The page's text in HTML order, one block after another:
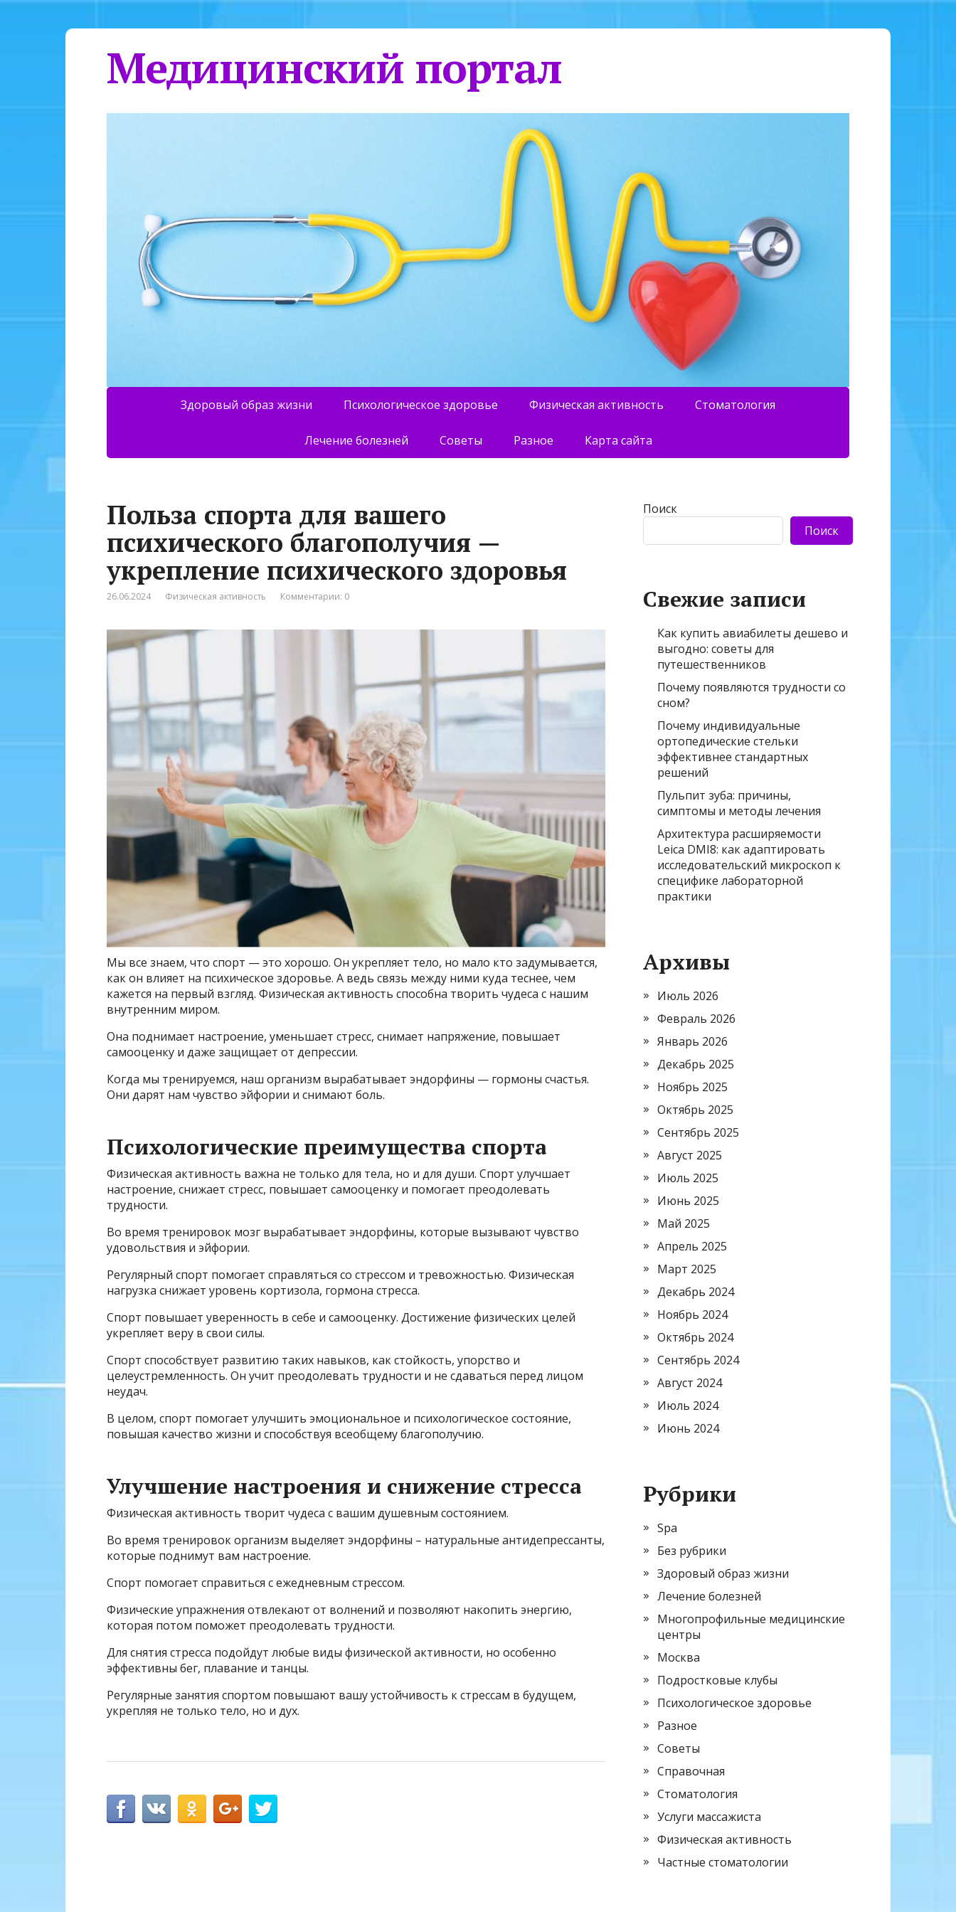
Медицинский портал
Здоровый образ жизни Психологическое здоровье Физическая активность Стоматология
Лечение болезней Советы Разное Карта сайта
Польза спорта для вашего
психического благополучия —
укрепление психического здоровья
26.06.2024 Физическая активность Комментарии: 0
Мы все знаем, что спорт — это хорошо. Он укрепляет тело, но мало кто задумывается,
как он влияет на психическое здоровье. А ведь связь между ними куда теснее, чем
кажется на первый взгляд. Физическая активность способна творить чудеса с нашим
внутренним миром.
Она поднимает настроение, уменьшает стресс, снимает напряжение, повышает
самооценку и даже защищает от депрессии.
Когда мы тренируемся, наш организм вырабатывает эндорфины — гормоны счастья.
Они дарят нам чувство эйфории и снимают боль.
Психологические преимущества спорта
Физическая активность важна не только для тела, но и для души. Спорт улучшает
настроение, снижает стресс, повышает самооценку и помогает преодолевать
трудности.
Во время тренировок мозг вырабатывает эндорфины, которые вызывают чувство
удовольствия и эйфории.
Регулярный спорт помогает справляться со стрессом и тревожностью. Физическая
нагрузка снижает уровень кортизола, гормона стресса.
Спорт повышает уверенность в себе и самооценку. Достижение физических целей
укрепляет веру в свои силы.
Спорт способствует развитию таких навыков, как стойкость, упорство и
целеустремленность. Он учит преодолевать трудности и не сдаваться перед лицом
неудач.
В целом, спорт помогает улучшить эмоциональное и психологическое состояние,
повышая качество жизни и способствуя всеобщему благополучию.
Улучшение настроения и снижение стресса
Физическая активность творит чудеса с вашим душевным состоянием.
Во время тренировок организм выделяет эндорфины – натуральные антидепрессанты,
которые поднимут вам настроение.
Спорт помогает справиться с ежедневным стрессом.
Физические упражнения отвлекают от волнений и позволяют накопить энергию,
которая потом поможет преодолевать трудности.
Для снятия стресса подойдут любые виды физической активности, но особенно
эффективны бег, плавание и танцы.
Регулярные занятия спортом повышают вашу устойчивость к стрессам в будущем,
укрепляя не только тело, но и дух.
Поиск
Поиск
Свежие записи
Как купить авиабилеты дешево и
выгодно: советы для
путешественников
Почему появляются трудности со
сном?
Почему индивидуальные
ортопедические стельки
эффективнее стандартных
решений
Пульпит зуба: причины,
симптомы и методы лечения
Архитектура расширяемости
Leica DMI8: как адаптировать
исследовательский микроскоп к
специфике лабораторной
практики
Архивы
Июль 2026
Февраль 2026
Январь 2026
Декабрь 2025
Ноябрь 2025
Октябрь 2025
Сентябрь 2025
Август 2025
Июль 2025
Июнь 2025
Май 2025
Апрель 2025
Март 2025
Декабрь 2024
Ноябрь 2024
Октябрь 2024
Сентябрь 2024
Август 2024
Июль 2024
Июнь 2024
Рубрики
Spa
Без рубрики
Здоровый образ жизни
Лечение болезней
Многопрофильные медицинские
центры
Москва
Подростковые клубы
Психологическое здоровье
Разное
Советы
Справочная
Стоматология
Услуги массажиста
Физическая активность
Частные стоматологии